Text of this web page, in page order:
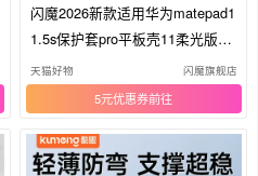
闪魔2026新款适用华为matepad1
1.5s保护套pro平板壳11柔光版air
12英寸se磁吸拆分带笔槽防弯摔1
3.2透明亚克力
天猫好物 闪魔旗舰店
5元优惠券